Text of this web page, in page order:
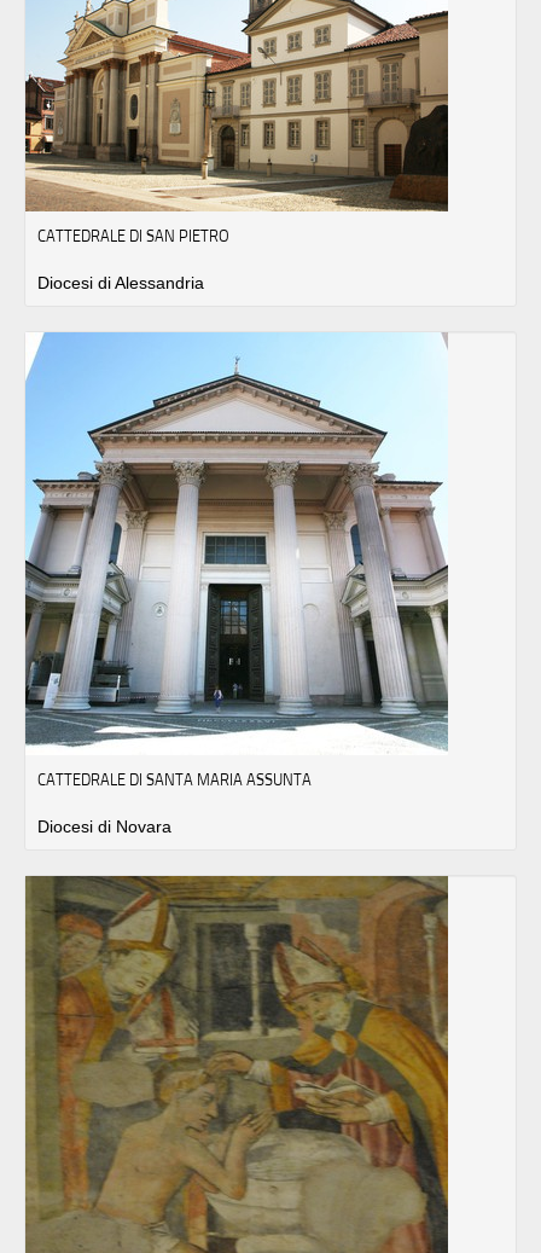
CATTEDRALE DI SAN PIETRO
Diocesi di Alessandria
CATTEDRALE DI SANTA MARIA ASSUNTA
Diocesi di Novara